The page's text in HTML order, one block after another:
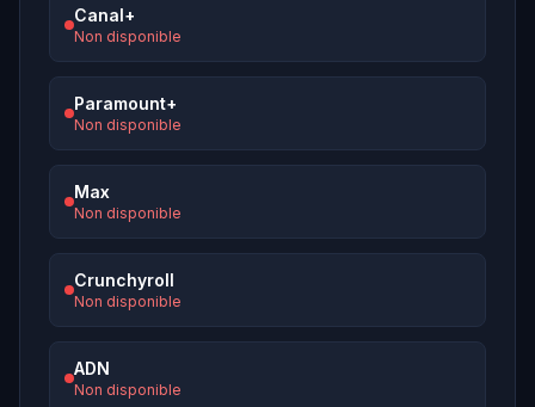
Canal+
Non disponible
Paramount+
Non disponible
Max
Non disponible
Crunchyroll
Non disponible
ADN
Non disponible